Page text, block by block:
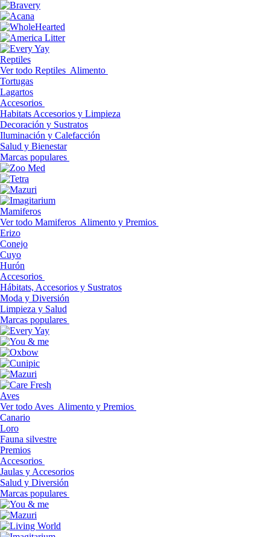
Reptiles
Ver todo Reptiles Alimento
Tortugas
Lagartos
Accesorios
Habitats Accesorios y Limpieza
Decoración y Sustratos
Iluminación y Calefacción
Salud y Bienestar
Marcas populares
Mamiferos
Ver todo Mamiferos Alimento y Premios
Erizo
Conejo
Cuyo
Hurón
Accesorios
Hábitats, Accesorios y Sustratos
Moda y Diversión
Limpieza y Salud
Marcas populares
Aves
Ver todo Aves Alimento y Premios
Canario
Loro
Fauna silvestre
Premios
Accesorios
Jaulas y Accesorios
Salud y Diversión
Marcas populares